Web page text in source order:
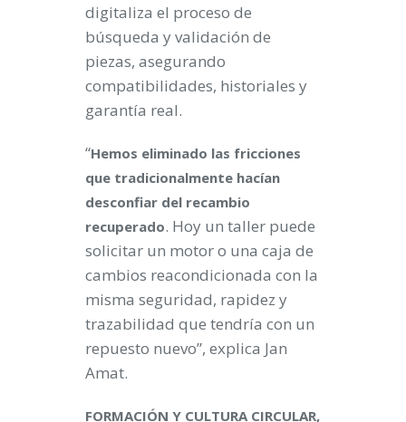
digitaliza el proceso de
búsqueda y validación de
piezas, asegurando
compatibilidades, historiales y
garantía real.
“Hemos eliminado las fricciones
que tradicionalmente hacían
desconfiar del recambio
recuperado. Hoy un taller puede
solicitar un motor o una caja de
cambios reacondicionada con la
misma seguridad, rapidez y
trazabilidad que tendría con un
repuesto nuevo”, explica Jan
Amat.
FORMACIÓN Y CULTURA CIRCULAR,